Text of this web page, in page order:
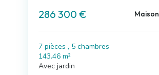
286 300 € Maison
7 pièces , 5 chambres
143.46 m²
Avec jardin